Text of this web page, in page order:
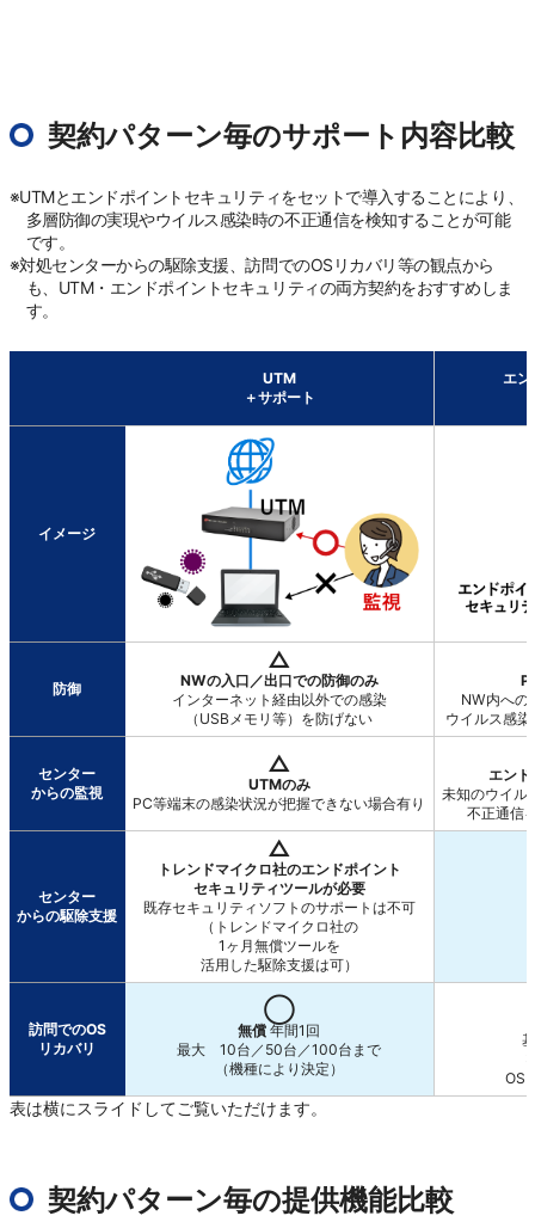
契約パターン毎のサポート内容比較
※UTMとエンドポイントセキュリティをセットで導入することにより、
多層防御の実現やウイルス感染時の不正通信を検知することが可能
です。
※対処センターからの駆除支援、訪問でのOSリカバリ等の観点から
も、UTM・エンドポイントセキュリティの両方契約をおすすめしま
す。
UTM
＋サポート
エ
イメージ
防御
△
NWの入口／出口での防御のみ
インターネット経由以外での感染
（USBメモリ等）を防げない
NW内への
ウイルス感
センター
からの監視
△
UTMのみ
PC等端末の感染状況が把握できない場合有り
エン
未知のウイル
不正通信
センター
からの駆除支援
△
トレンドマイクロ社のエンドポイント
セキュリティツールが必要
既存セキュリティソフトのサポートは不可
（トレンドマイクロ社の
1ヶ月無償ツールを
活用した駆除支援は可）
訪問でのOS
リカバリ
◯
無償 年間1回
最大 10台／50台／100台まで
（機種により決定）
OS
表は横にスライドしてご覧いただけます。
契約パターン毎の提供機能比較